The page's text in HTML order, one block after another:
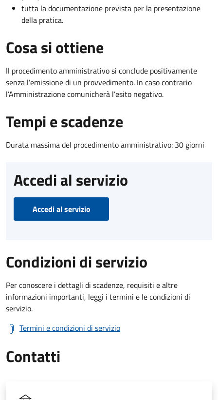
tutta la documentazione prevista per la presentazione
della pratica.
Cosa si ottiene
Il procedimento amministrativo si conclude positivamente
senza l’emissione di un provvedimento. In caso contrario
l’Amministrazione comunicherà l’esito negativo.
Tempi e scadenze
Durata massima del procedimento amministrativo: 30 giorni
Accedi al servizio
Accedi al servizio
Condizioni di servizio
Per conoscere i dettagli di scadenze, requisiti e altre
informazioni importanti, leggi i termini e le condizioni di
servizio.
Termini e condizioni di servizio
Contatti